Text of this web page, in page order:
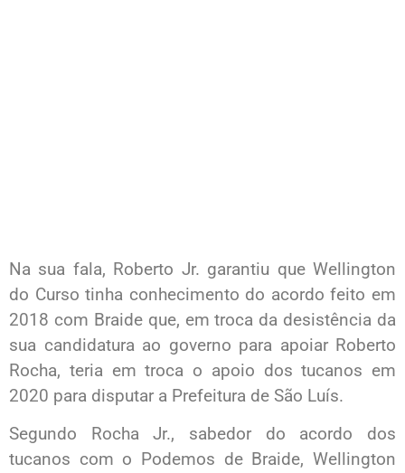
Na sua fala, Roberto Jr. garantiu que Wellington
do Curso tinha conhecimento do acordo feito em
2018 com Braide que, em troca da desistência da
sua candidatura ao governo para apoiar Roberto
Rocha, teria em troca o apoio dos tucanos em
2020 para disputar a Prefeitura de São Luís.
Segundo Rocha Jr., sabedor do acordo dos
tucanos com o Podemos de Braide, Wellington